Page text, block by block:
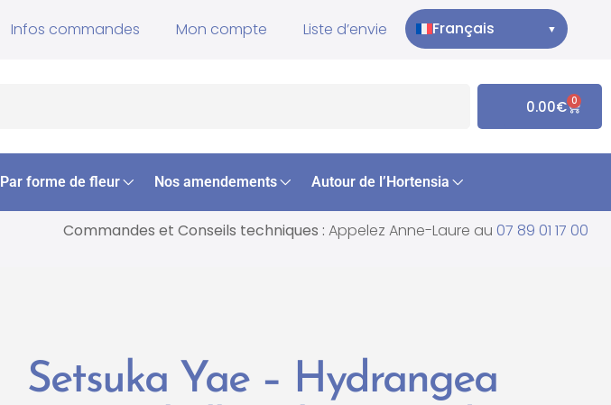
Infos commandes Mon compte Liste d’envie Français ▼
0.00€ 0
Par forme de fleur Nos amendements Autour de l’Hortensia
Commandes et Conseils techniques : Appelez Anne-Laure au 07 89 01 17 00
Setsuka Yae – Hydrangea